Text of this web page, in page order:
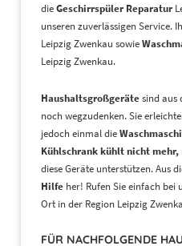
dieGeschirrspüler Reparatur
unseren zuverlässigen Service.
Leipzig Zwenkau sowie
Leipzig Zwenkau.
Haushaltsgroßgerätesind aus
noch wegzudenken. Sie
jedoch einmal die
Kühlschrank kühlt nicht mehr,
diese Geräte unterstützen. Aus
Hilfe her! Rufen Sie einfach bei
Ort in der Region Leipzig
FÜR NACHFOLGENDE